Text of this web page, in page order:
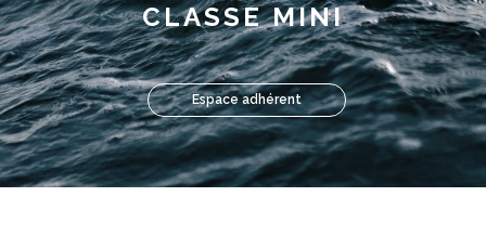
CLASSE MINI
Espace adhérent